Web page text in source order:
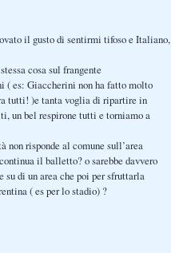
il gusto di sentirmi tifoso e Italiano,
cosa sul frangente
( es: Giaccherini non ha fatto molto
tutti! )e tanta voglia di ripartire in
un bel respirone tutti e torniamo a
risponde al comune sull’area
il balletto? o sarebbe davvero
di un area che poi per sfruttarla
( es per lo stadio) ?